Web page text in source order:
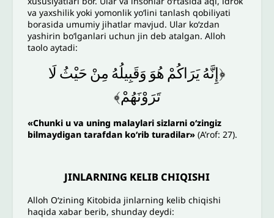
va yaxshilik yoki yomonlik yo‘lini tanlash qobiliyati
borasida umumiy jihatlar mavjud. Ular ko‘zdan
yashirin bo‘lganlari uchun jin deb atalgan. Alloh
taolo aytadi:
﴿إِنَّهُيَرَاكُمْ هُوَ وَقَبِيلُهُ مِنْ حَيْثُ لَا
تَرَوْنَهُمْ﴾
«Chunki u va uning malaylari sizlarni o‘zingiz
bilmaydigan tarafdan ko‘rib turadilar» (A’rof: 27).
JINLARNING KELIB CHIQISHI
Alloh O‘zining Kitobida jinlarning kelib chiqishi
haqida xabar berib, shunday deydi: